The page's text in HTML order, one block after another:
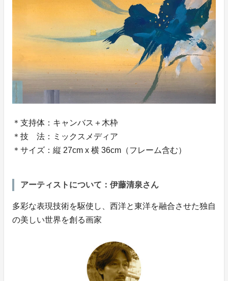
＊支持体：キャンバス＋木枠
＊技 法：ミックスメディア
＊サイズ：縦 27cm x 横 36cm（フレーム含む）
アーティストについて：伊藤清泉さん
多彩な表現技術を駆使し、西洋と東洋を融合させた独自
の美しい世界を創る画家